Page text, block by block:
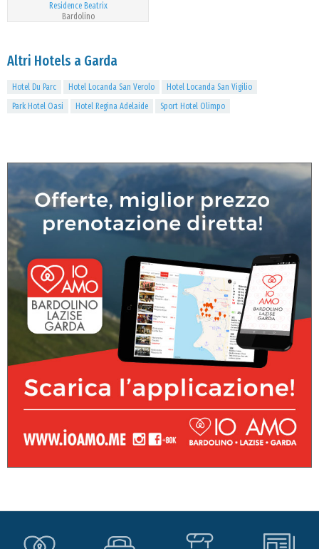
Residence Beatrix
Bardolino
Altri Hotels a Garda
Hotel Du Parc Hotel Locanda San Verolo
Hotel Locanda San Vigilio
Park Hotel Oasi
Hotel Regina Adelaide Sport Hotel Olimpo